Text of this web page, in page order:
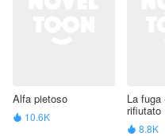
Alfa pietoso
 10.6K
La fuga
rifiutato
 8.8K